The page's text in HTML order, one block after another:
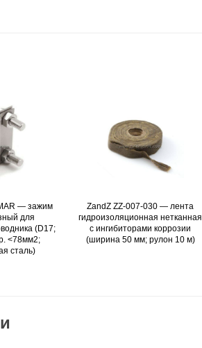
— зажим
для
(D17;
<78мм2;
сталь)
Подробнее
ZandZ ZZ-007-030 — лента
гидроизоляционная нетканная
с ингибиторами коррозии
(ширина 50 мм; рулон 10 м)